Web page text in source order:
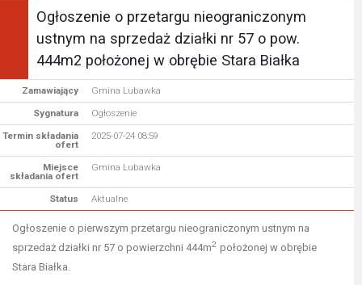
Ogłoszenie o przetargu nieograniczonym
ustnym na sprzedaż działki nr 57 o pow.
444m2 położonej w obrębie Stara Białka
Zamawiający
Gmina Lubawka
Sygnatura
Ogłoszenie
Termin składania
ofert
2025-07-24 08:59
Miejsce
składania ofert
Gmina Lubawka
Status Aktualne
Ogłoszenie o pierwszym przetargu nieograniczonym ustnym na
sprzedaż działki nr 57 o powierzchni 444m2 położonej w obrębie
Stara Białka.